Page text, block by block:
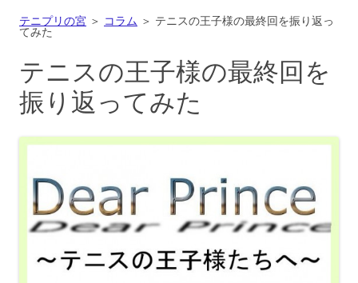
テニプリの宮 ＞ コラム ＞ テニスの王子様の最終回を振り返っ
てみた
テニスの王子様の最終回を
振り返ってみた